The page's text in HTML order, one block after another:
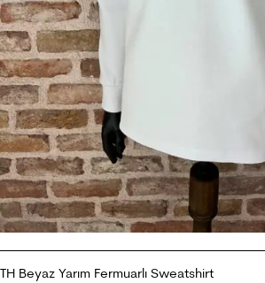
TH Beyaz Yarım Fermuarlı Sweatshirt